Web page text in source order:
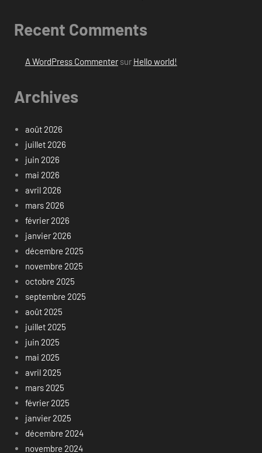
Recent Comments
A WordPress Commentersur Hello world!
Archives
août 2026
juillet 2026
juin 2026
mai 2026
avril 2026
mars 2026
février 2026
janvier 2026
décembre 2025
novembre 2025
octobre 2025
septembre 2025
août 2025
juillet 2025
juin 2025
mai 2025
avril 2025
mars 2025
février 2025
janvier 2025
décembre 2024
novembre 2024